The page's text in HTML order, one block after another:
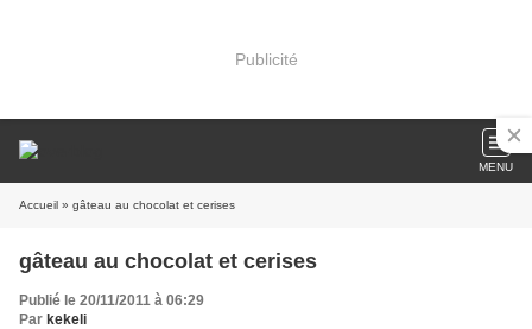
Publicité
MENU
Accueil » gâteau au chocolat et cerises
gâteau au chocolat et cerises
Publié le 20/11/2011 à 06:29
Par kekeli